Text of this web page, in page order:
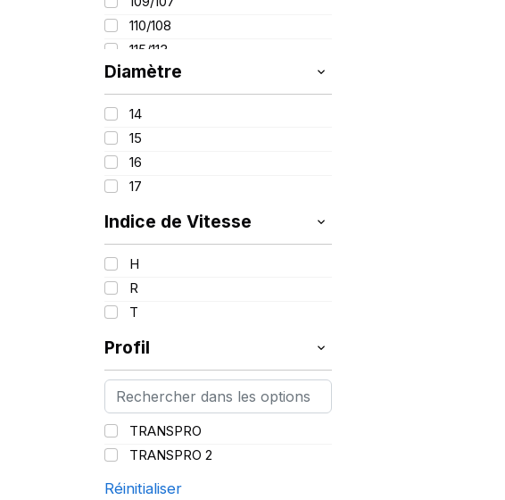
110/108
115/113
116/114
Diamètre
14
15
16
17
Indice de Vitesse
H
R
T
Profil
TRANSPRO
TRANSPRO 2
Réinitialiser